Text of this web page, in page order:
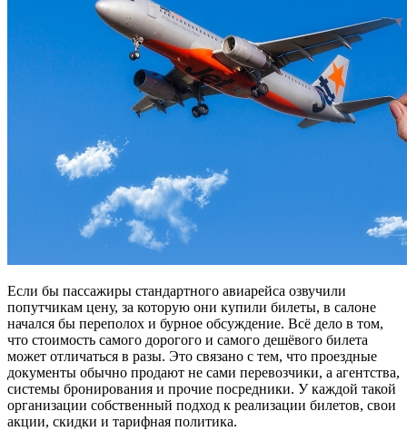
Если бы пассажиры стандартного авиарейса озвучили
попутчикам цену, за которую они купили билеты, в салоне
начался бы переполох и бурное обсуждение. Всё дело в том,
что стоимость самого дорогого и самого дешёвого билета
может отличаться в разы. Это связано с тем, что проездные
документы обычно продают не сами перевозчики, а агентства,
системы бронирования и прочие посредники. У каждой такой
организации собственный подход к реализации билетов, свои
акции, скидки и тарифная политика.